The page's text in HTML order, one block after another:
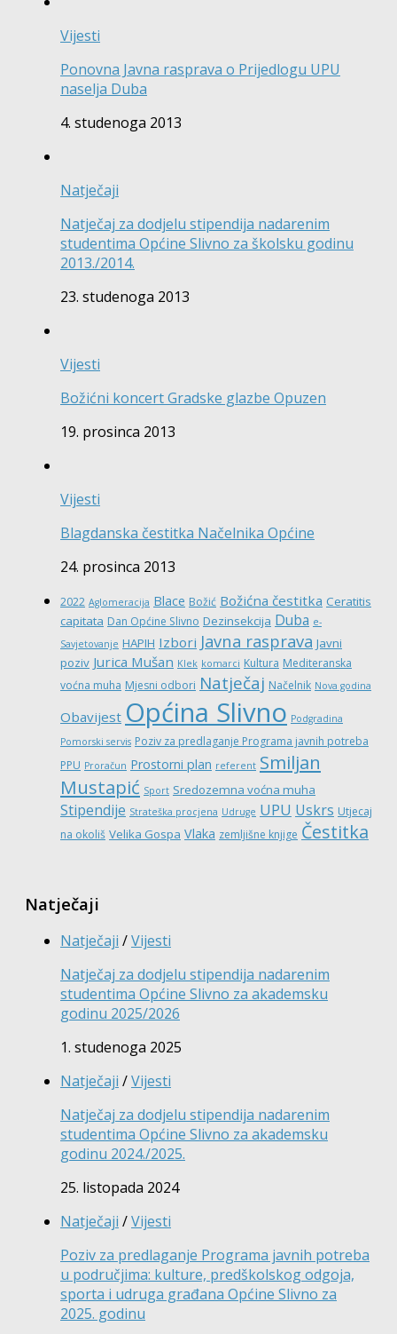
Vijesti
Ponovna Javna rasprava o Prijedlogu UPU
naselja Duba
4. studenoga 2013
Natječaji
Natječaj za dodjelu stipendija nadarenim
studentima Općine Slivno za školsku godinu
2013./2014.
23. studenoga 2013
Vijesti
Božićni koncert Gradske glazbe Opuzen
19. prosinca 2013
Vijesti
Blagdanska čestitka Načelnika Općine
24. prosinca 2013
2022 Aglomeracija Blace Božić Božićna čestitka Ceratitis
capitata Dan Općine Slivno Dezinsekcija Duba e-
Savjetovanje HAPIH Izbori Javna rasprava Javni
poziv Jurica Mušan Klek komarci Kultura Mediteranska
voćna muha Mjesni odbori Natječaj Načelnik Nova godina
Obavijest Općina Slivno Podgradina
Pomorski servis Poziv za predlaganje Programa javnih potreba
PPU Proračun Prostorni plan referent Smiljan
Mustapić Sport Sredozemna voćna muha
Stipendije Strateška procjena Udruge UPU Uskrs Utjecaj
na okoliš Velika Gospa Vlaka zemljišne knjige Čestitka
Natječaji
Natječaji /Vijesti
Natječaj za dodjelu stipendija nadarenim
studentima Općine Slivno za akademsku
godinu 2025/2026
1. studenoga 2025
Natječaji /Vijesti
Natječaj za dodjelu stipendija nadarenim
studentima Općine Slivno za akademsku
godinu 2024./2025.
25. listopada 2024
Natječaji /Vijesti
Poziv za predlaganje Programa javnih potreba
u područjima: kulture, predškolskog odgoja,
sporta i udruga građana Općine Slivno za
2025. godinu